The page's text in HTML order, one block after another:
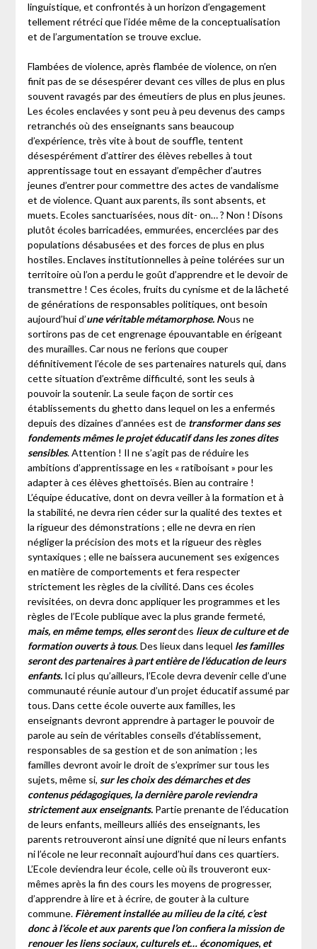
linguistique, et confrontés à un horizon d’engagement
tellement rétréci que l’idée même de la conceptualisation
et de l’argumentation se trouve exclue.
Flambées de violence, après flambée de violence, on n’en
finit pas de se désespérer devant ces villes de plus en plus
souvent ravagés par des émeutiers de plus en plus jeunes.
Les écoles enclavées y sont peu à peu devenus des camps
retranchés où des enseignants sans beaucoup
d’expérience, très vite à bout de souffle, tentent
désespérément d’attirer des élèves rebelles à tout
apprentissage tout en essayant d’empêcher d’autres
jeunes d’entrer pour commettre des actes de vandalisme
et de violence. Quant aux parents, ils sont absents, et
muets. Ecoles sanctuarisées, nous dit- on… ? Non ! Disons
plutôt écoles barricadées, emmurées, encerclées par des
populations désabusées et des forces de plus en plus
hostiles. Enclaves institutionnelles à peine tolérées sur un
territoire où l’on a perdu le goût d’apprendre et le devoir de
transmettre ! Ces écoles, fruits du cynisme et de la lâcheté
de générations de responsables politiques, ont besoin
aujourd’hui d’une véritable métamorphose. Nous ne
sortirons pas de cet engrenage épouvantable en érigeant
des murailles. Car nous ne ferions que couper
définitivement l’école de ses partenaires naturels qui, dans
cette situation d’extrême difficulté, sont les seuls à
pouvoir la soutenir. La seule façon de sortir ces
établissements du ghetto dans lequel on les a enfermés
depuis des dizaines d’années est de transformer dans ses
fondements mêmes le projet éducatif dans les zones dites
sensibles. Attention ! Il ne s’agit pas de réduire les
ambitions d’apprentissage en les « ratiboisant » pour les
adapter à ces élèves ghettoïsés. Bien au contraire !
L’équipe éducative, dont on devra veiller à la formation et à
la stabilité, ne devra rien céder sur la qualité des textes et
la rigueur des démonstrations ; elle ne devra en rien
négliger la précision des mots et la rigueur des règles
syntaxiques ; elle ne baissera aucunement ses exigences
en matière de comportements et fera respecter
strictement les règles de la civilité. Dans ces écoles
revisitées, on devra donc appliquer les programmes et les
règles de l’Ecole publique avec la plus grande fermeté,
mais, en même temps, elles serontdes lieux de culture et de
formation ouverts à tous. Des lieux dans lequel les familles
seront des partenaires à part entière de l’éducation de leurs
enfants. Ici plus qu’ailleurs, l’Ecole devra devenir celle d’une
communauté réunie autour d’un projet éducatif assumé par
tous. Dans cette école ouverte aux familles, les
enseignants devront apprendre à partager le pouvoir de
parole au sein de véritables conseils d’établissement,
responsables de sa gestion et de son animation ; les
familles devront avoir le droit de s’exprimer sur tous les
sujets, même si, sur les choix des démarches et des
contenus pédagogiques, la dernière parole reviendra
strictement aux enseignants. Partie prenante de l’éducation
de leurs enfants, meilleurs alliés des enseignants, les
parents retrouveront ainsi une dignité que ni leurs enfants
ni l’école ne leur reconnaît aujourd’hui dans ces quartiers.
L’Ecole deviendra leur école, celle où ils trouveront eux-
mêmes après la fin des cours les moyens de progresser,
d’apprendre à lire et à écrire, de gouter à la culture
commune. Fièrement installée au milieu de la cité, c’est
donc à l’école et aux parents que l’on confiera la mission de
renouer les liens sociaux, culturels et… économiques, et